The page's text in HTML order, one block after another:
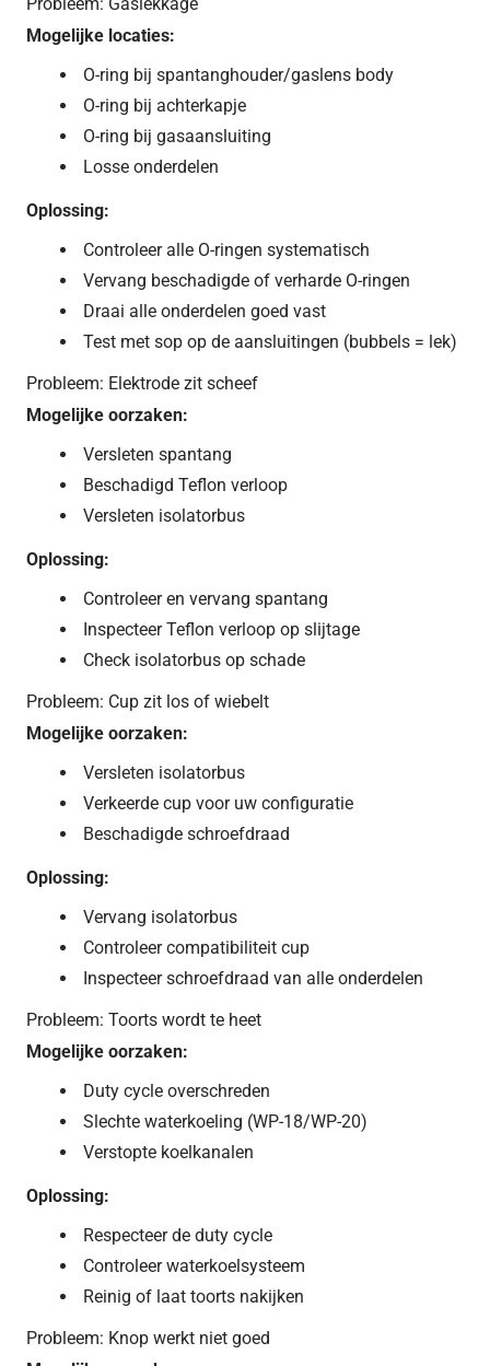
Mogelijke locaties:
O-ring bij spantanghouder/gaslens body
O-ring bij achterkapje
O-ring bij gasaansluiting
Losse onderdelen
Oplossing:
Controleer alle O-ringen systematisch
Vervang beschadigde of verharde O-ringen
Draai alle onderdelen goed vast
Test met sop op de aansluitingen (bubbels = lek)
Probleem: Elektrode zit scheef
Mogelijke oorzaken:
Versleten spantang
Beschadigd Teflon verloop
Versleten isolatorbus
Oplossing:
Controleer en vervang spantang
Inspecteer Teflon verloop op slijtage
Check isolatorbus op schade
Probleem: Cup zit los of wiebelt
Mogelijke oorzaken:
Versleten isolatorbus
Verkeerde cup voor uw configuratie
Beschadigde schroefdraad
Oplossing:
Vervang isolatorbus
Controleer compatibiliteit cup
Inspecteer schroefdraad van alle onderdelen
Probleem: Toorts wordt te heet
Mogelijke oorzaken:
Duty cycle overschreden
Slechte waterkoeling (WP-18/WP-20)
Verstopte koelkanalen
Oplossing:
Respecteer de duty cycle
Controleer waterkoelsysteem
Reinig of laat toorts nakijken
Probleem: Knop werkt niet goed